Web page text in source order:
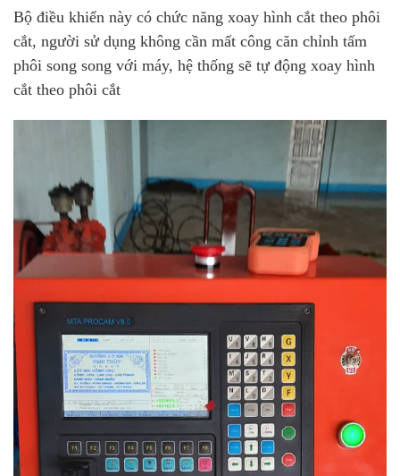
Bộ điều khiển này có chức năng xoay hình cắt theo phôi
cắt, người sử dụng không cần mất công căn chỉnh tấm
phôi song song với máy, hệ thống sẽ tự động xoay hình
cắt theo phôi cắt